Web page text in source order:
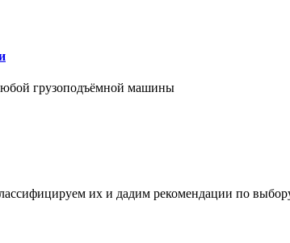
грузоподъёмной машины
их и дадим рекомендации по